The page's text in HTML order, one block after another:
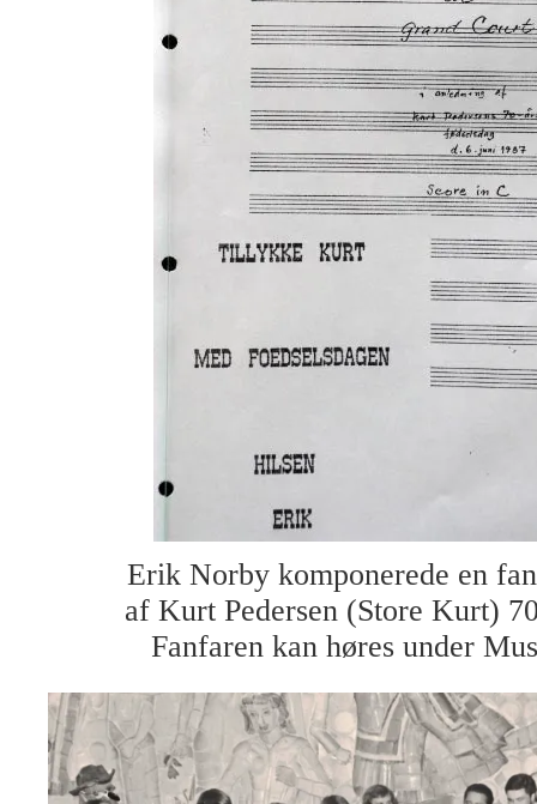
Erik Norby komponerede en
af Kurt Pedersen (Store Kurt)
Fanfaren kan høres under